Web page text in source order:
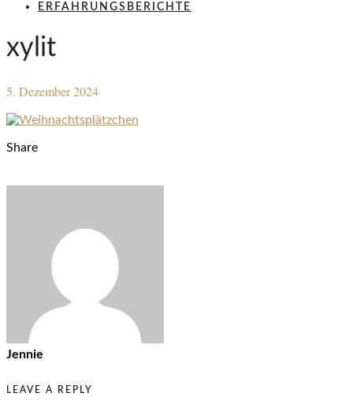
ERFAHRUNGSBERICHTE
xylit
5. Dezember 2024
Share
Jennie
LEAVE A REPLY